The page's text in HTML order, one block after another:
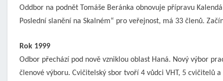
Oddbor na podnět Tomáše Beránka obnovuje přípravu
Poslední slanění na Skalném“ pro veřejnost, má 33 členů.
Rok 1999
Odbor přechází pod nově vzniklou oblast Haná. Nový výbor
členové výboru. Cvičitelský sbor tvoří 4 vůdci VHT, 5 cvičitelů